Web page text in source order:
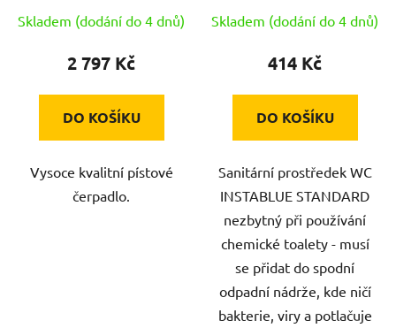
Skladem (dodání do 4 dnů)
2 797 Kč
DO KOŠÍKU
Vysoce kvalitní pístové
čerpadlo.
Skladem (dodání do 4 dnů)
414 Kč
DO KOŠÍKU
Sanitární prostředek WC
INSTABLUE STANDARD
nezbytný při používání
chemické toalety - musí
se přidat do spodní
odpadní nádrže, kde ničí
bakterie, viry a potlačuje